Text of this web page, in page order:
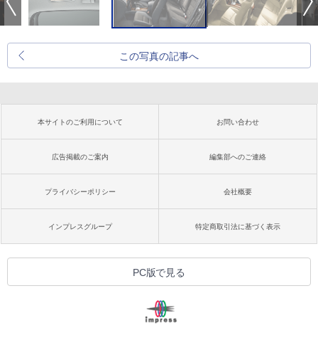
この写真の記事へ
本サイトのご利用について お問い合わせ
広告掲載のご案内 編集部へのご連絡
プライバシーポリシー 会社概要
インプレスグループ 特定商取引法に基づく表示
PC版で見る